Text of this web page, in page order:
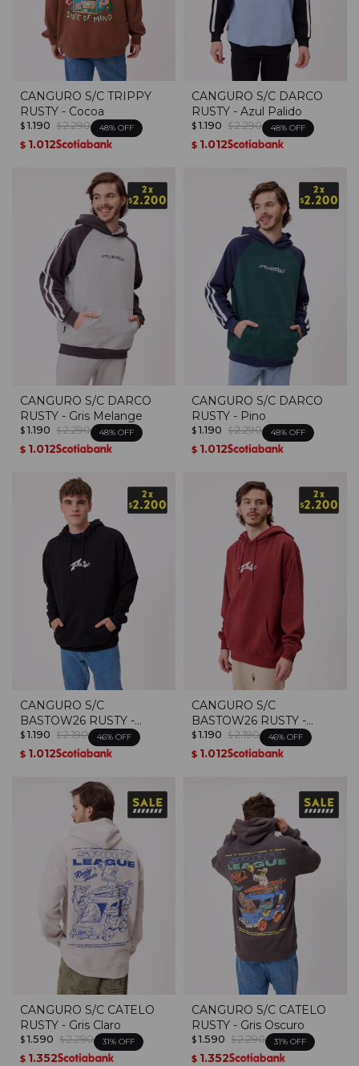
CANGURO S/C TRIPPY
RUSTY - Cocoa
$ 1.190 $ 2.290 48
$ 1.012
CANGURO S/C DARCO
RUSTY - Azul Palido
$ 1.190 $ 2.290 48
$ 1.012
CANGURO S/C DARCO
RUSTY - Gris Melange
$ 1.190 $ 2.290 48
$ 1.012
CANGURO S/C DARCO
RUSTY - Pino
$ 1.190 $ 2.290 48
$ 1.012
CANGURO S/C
BASTOW26 RUSTY -
Negro
$ 1.190 $ 2.190 46
$ 1.012
CANGURO S/C
BASTOW26 RUSTY -
Terracota
$ 1.190 $ 2.190 46
$ 1.012
CANGURO S/C CATELO
RUSTY - Gris Claro
$ 1.590 $ 2.290 31
$ 1.352
CANGURO S/C CATELO
RUSTY - Gris Oscuro
$ 1.590 $ 2.290 31
$ 1.352